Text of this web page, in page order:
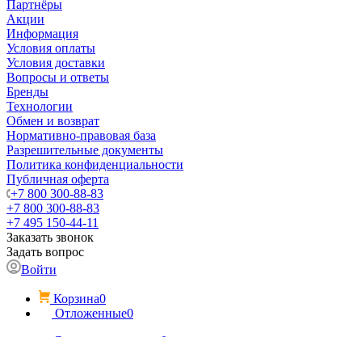
Партнёры
Акции
Информация
Условия оплаты
Условия доставки
Вопросы и ответы
Бренды
Технологии
Обмен и возврат
Нормативно-правовая база
Разрешительные документы
Политика конфиденциальности
Публичная оферта
+7 800 300-88-83
+7 800 300-88-83
+7 495 150-44-11
Заказать звонок
Задать вопрос
Войти
Корзина0
Отложенные0